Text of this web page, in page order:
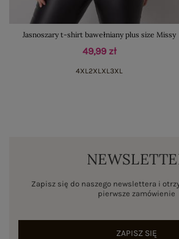
Jasnoszary t-shirt bawełniany plus size Missy
49,99 zł
4XL 2XL XL 3XL
Zapisz się do naszego newslettera i
pierwsze zamówienie
ZAPISZ SIĘ